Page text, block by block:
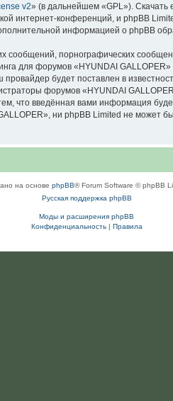
v2» (в дальнейшем «GPL»). Скачать
интернет-конференций, и phpBB
информацией о phpBB
сообщений, порнографических
для форумов «HYUNDAI
будет поставлен в
форумов «HYUNDAI
что введённая вами информация
ни phpBB Limited не может
на основе phpBB® Forum Software © phpBB
Русская поддержка phpBB
Моды и расширения phpBB
Конфиденциальность| Правила